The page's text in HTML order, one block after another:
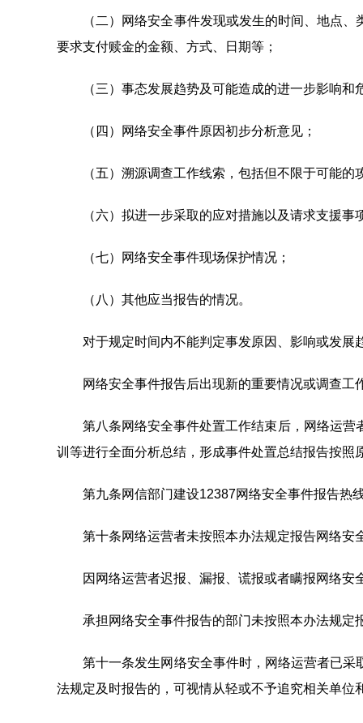
（二）网络安全事件发现或发生的时间、地点、
要求支付赎金的金额、方式、日期等；
（三）事态发展趋势及可能造成的进一步影响和
（四）网络安全事件原因初步分析意见；
（五）溯源调查工作线索，包括但不限于可能的
（六）拟进一步采取的应对措施以及请求支援事
（七）网络安全事件现场保护情况；
（八）其他应当报告的情况。
对于规定时间内不能判定事发原因、影响或发展
网络安全事件报告后出现新的重要情况或调查工
第八条网络安全事件处置工作结束后，网络运营
训等进行全面分析总结，形成事件处置总结报告按照
第九条网信部门建设12387网络安全事件报告热
第十条网络运营者未按照本办法规定报告网络安
因网络运营者迟报、漏报、谎报或者瞒报网络安
承担网络安全事件报告的部门未按照本办法规定
第十一条发生网络安全事件时，网络运营者已采
法规定及时报告的，可视情从轻或不予追究相关单位